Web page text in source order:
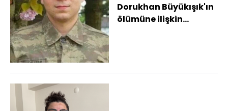
Dorukhan Büyükışık'ın
ölümüne ilişkin